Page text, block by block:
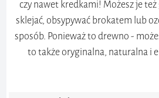
czy nawet kredkami! Możesz je
sklejać, obsypywać brokatem lub
sposób. Ponieważ to drewno -
to także oryginalna, naturalna i